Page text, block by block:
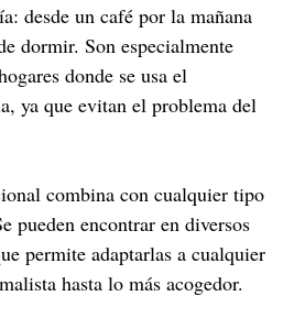
desde un café por la mañana
dormir. Son especialmente
donde se usa el
ya que evitan el problema del
combina con cualquier tipo
pueden encontrar en diversos
permite adaptarlas a cualquier
hasta lo más acogedor.